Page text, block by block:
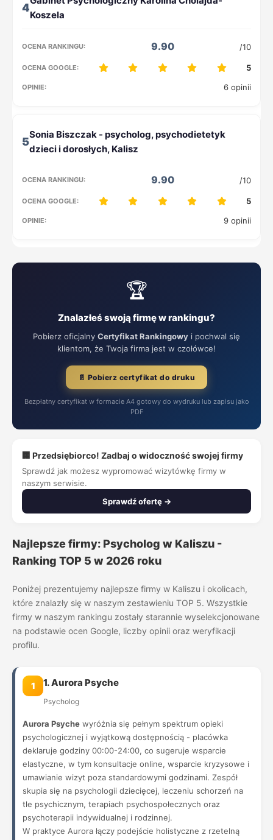
4
9.90 /10
5
6 opinii
5
9.90 /10
5
9 opinii
🏆
Znalazłeś swoją firmę w rankingu?
Pobierz oficjalny Certyfikat Rankingowy i pochwal się
klientom, że Twoja firma jest w czołówce!
📄 Pobierz certyfikat do druku
Bezpłatny certyfikat w formacie A4 gotowy do wydruku lub zapisu jako
PDF
🏢 Przedsiębiorco! Zadbaj o widoczność swojej firmy
Sprawdź jak możesz wypromować wizytówkę firmy w
naszym serwisie.
Sprawdź ofertę →
Najlepsze firmy: Psycholog w Kaliszu -
Ranking TOP 5 w 2026 roku
Poniżej prezentujemy najlepsze firmy w Kaliszu i okolicach,
które znalazły się w naszym zestawieniu TOP 5. Wszystkie
firmy w naszym rankingu zostały starannie wyselekcjonowane
na podstawie ocen Google, liczby opinii oraz weryfikacji
profilu.
1 1. Aurora Psyche
Psycholog
Aurora Psyche wyróżnia się pełnym spektrum opieki
psychologicznej i wyjątkową dostępnością - placówka
deklaruje godziny 00:00-24:00, co sugeruje wsparcie
elastyczne, w tym konsultacje online, wsparcie kryzysowe i
umawianie wizyt poza standardowymi godzinami. Zespół
skupia się na psychologii dziecięcej, leczeniu schorzeń na
tle psychicznym, terapiach psychospołecznych oraz
psychoterapii indywidualnej i rodzinnej.
W praktyce Aurora łączy podejście holistyczne z rzetelną